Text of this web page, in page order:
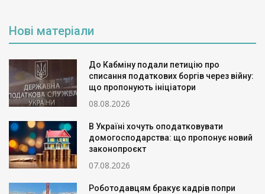
Нові матеріали
До Кабміну подали петицію про
списання податкових боргів через війну:
що пропонують ініціатори
08.08.2026
В Україні хочуть оподатковувати
домогосподарства: що пропонує новий
законопроєкт
07.08.2026
Роботодавцям бракує кадрів попри